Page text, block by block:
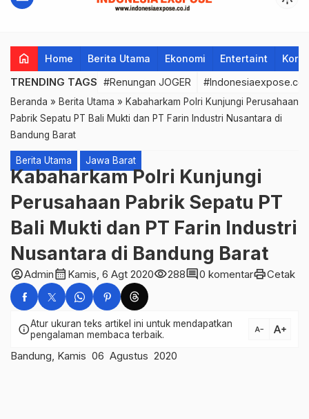
home Home Berita Utama Ekonomi Entertaint
TRENDING TAGS #Renungan JOGER
Beranda » Berita Utama » Kabaharkam Polri Kunjungi Perusahaan
Pabrik Sepatu PT Bali Mukti dan PT Farin lndustri Nusantara di
Bandung Barat
Berita Utama Jawa Barat
Kabaharkam Polri Kunjungi
Perusahaan Pabrik Sepatu PT
Bali Mukti dan PT Farin lndustri
Nusantara di Bandung Barat
account_circleAdmincalendar_month Kamis, 6 Agt 2020visibility288comment0 komentarprintCetak
infoAtur ukuran teks artikel ini untuk mendapatkan
pengalaman membaca terbaik.
text_decrease text_increase
Bandung, Kamis 06 Agustus 2020